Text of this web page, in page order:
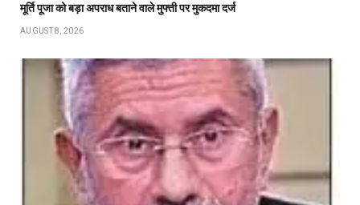
मूर्ति पूजा को बड़ा अपराध बताने वाले मुफ्ती पर मुकदमा दर्ज
AUGUST 8, 2026